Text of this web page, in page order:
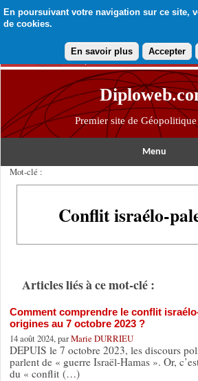
En poursuivant votre navigation sur ce site,
de cookies.
En savoir plus Accepter
Premier site de
Menu
Mot-clé :
Conflit israélo-
Articles liés à ce mot-clé :
Comment comprendre le conflit
origines au 7 octobre 2023 ?
14 août 2024, parMarie DURRIEU
DEPUIS le 7 octobre 2023, les discours
parlent de « guerre Israël-Hamas ». Or,
du « conflit (…)